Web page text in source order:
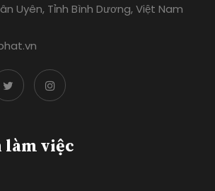
Uyên, Tỉnh Bình Dương, Việt Nam
làm việc